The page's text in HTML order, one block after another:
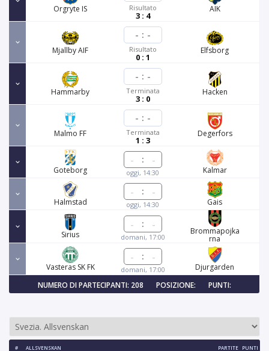
Orgryte IS Risultato
3 : 4
AIK
Mjallby AIF
- : -
Risultato
0 : 1
Elfsborg
Hammarby
- : -
Terminata
3 : 0
Hacken
Malmo FF
- : -
Terminata
1 : 3
Degerfors
Goteborg
:
oggi, 14:30 Kalmar
Halmstad
:
oggi, 14:30 Gais
Sirius
:
domani, 17:00
Brommapojka
rna
Vasteras SK FK
:
domani, 17:00
Djurgarden
NUMERO DI PARTECIPANTI: 208
POSIZIONE: PUNTI:
# ALLSVENSKAN PARTITE PUNTI